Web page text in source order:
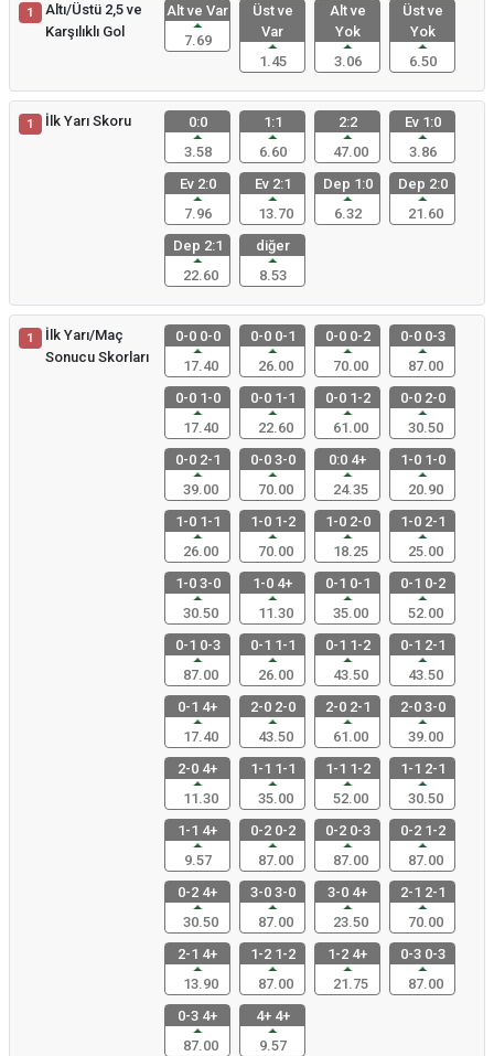
1
Altı/Üstü 2,5 ve
Karşılıklı Gol
Alt ve Var
7.69
Üst ve
Var
1.45
Alt ve
Yok
3.06
Üst ve
Yok
6.50
1 İlk Yarı Skoru
0:0
3.58
1:1
6.60
2:2
47.00
Ev 1:0
3.86
Ev 2:0
7.96
Ev 2:1
13.70
Dep 1:0
6.32
Dep 2:0
21.60
Dep 2:1
22.60
diğer
8.53
1
İlk Yarı/Maç
Sonucu Skorları
0-0 0-0
17.40
0-0 0-1
26.00
0-0 0-2
70.00
0-0 0-3
87.00
0-0 1-0
17.40
0-0 1-1
22.60
0-0 1-2
61.00
0-0 2-0
30.50
0-0 2-1
39.00
0-0 3-0
70.00
0:0 4+
24.35
1-0 1-0
20.90
1-0 1-1
26.00
1-0 1-2
70.00
1-0 2-0
18.25
1-0 2-1
25.00
1-0 3-0
30.50
1-0 4+
11.30
0-1 0-1
35.00
0-1 0-2
52.00
0-1 0-3
87.00
0-1 1-1
26.00
0-1 1-2
43.50
0-1 2-1
43.50
0-1 4+
17.40
2-0 2-0
43.50
2-0 2-1
61.00
2-0 3-0
39.00
2-0 4+
11.30
1-1 1-1
35.00
1-1 1-2
52.00
1-1 2-1
30.50
1-1 4+
9.57
0-2 0-2
87.00
0-2 0-3
87.00
0-2 1-2
87.00
0-2 4+
30.50
3-0 3-0
87.00
3-0 4+
23.50
2-1 2-1
70.00
2-1 4+
13.90
1-2 1-2
87.00
1-2 4+
21.75
0-3 0-3
87.00
0-3 4+
87.00
4+ 4+
9.57